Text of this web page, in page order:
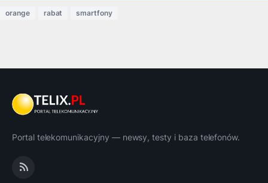
orange rabat smartfony
Portal telekomunikacyjny — newsy, testy i baza telefonów.